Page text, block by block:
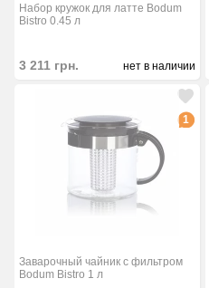
Набор кружок для латте Bodum
Bistro 0.45 л
3 211 грн. нет в наличии
1
Заварочный чайник с фильтром
Bodum Bistro 1 л